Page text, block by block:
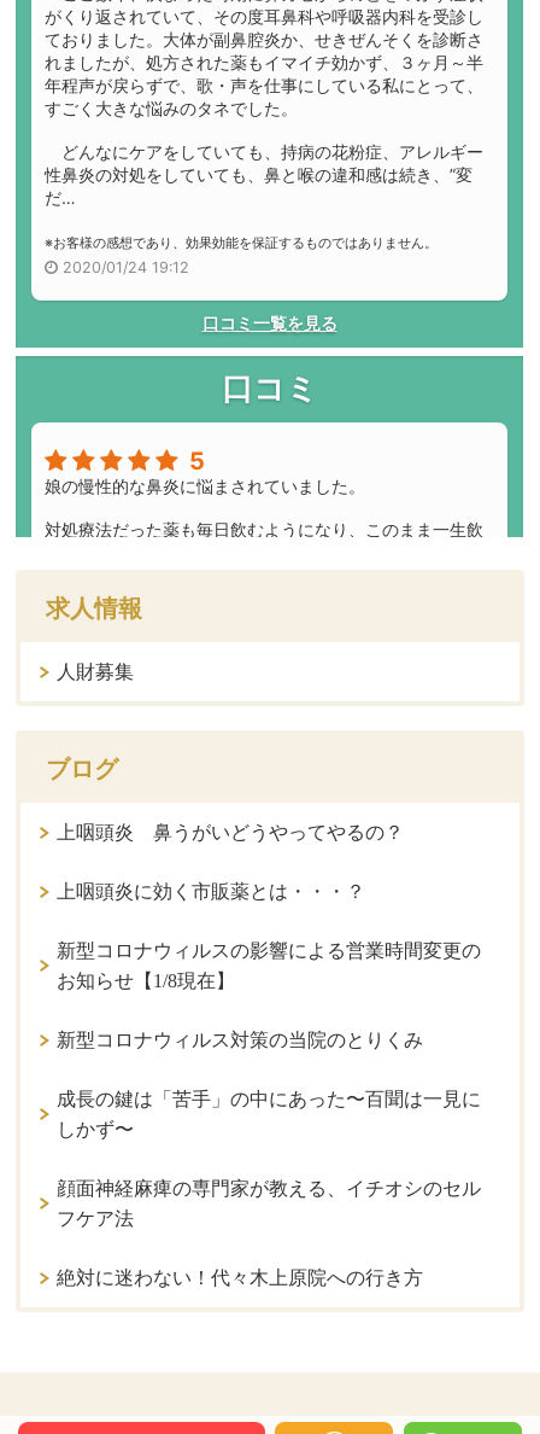
求人情報
人財募集
ブログ
上咽頭炎 鼻うがいどうやってやるの？
上咽頭炎に効く市販薬とは・・・？
新型コロナウィルスの影響による営業時間変更の
お知らせ【1/8現在】
新型コロナウィルス対策の当院のとりくみ
成長の鍵は「苦手」の中にあった〜百聞は一見に
しかず〜
顔面神経麻痺の専門家が教える、イチオシのセル
フケア法
絶対に迷わない！代々木上原院への行き方